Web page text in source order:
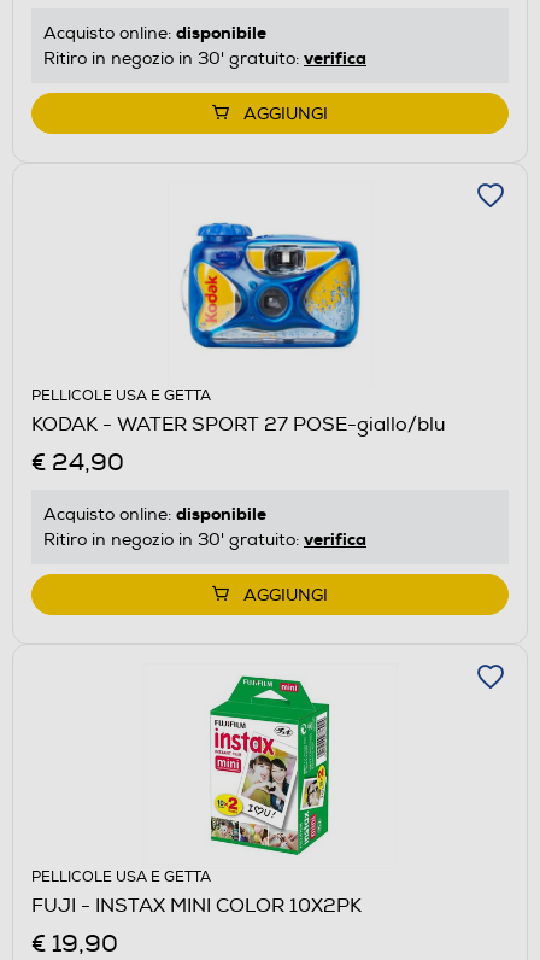
Acquisto online: disponibile
Ritiro in negozio in 30' gratuito: verifica
AGGIUNGI
PELLICOLE USA E GETTA
KODAK - WATER SPORT 27 POSE-giallo/blu
€ 24,90
Acquisto online: disponibile
Ritiro in negozio in 30' gratuito: verifica
AGGIUNGI
PELLICOLE USA E GETTA
FUJI - INSTAX MINI COLOR 10X2PK
€ 19,90